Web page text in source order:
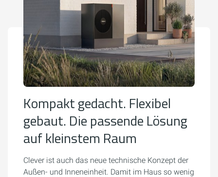
Kompakt gedacht. Flexibel
gebaut. Die passende Lösung
auf kleinstem Raum
Clever ist auch das neue technische Konzept der
Außen- und Inneneinheit. Damit im Haus so wenig